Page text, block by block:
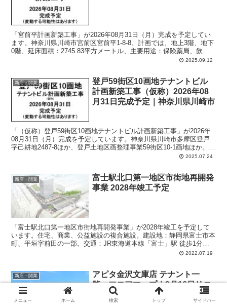
「宮前平計画新築工事」が2026年08月31日（月）完成を予定してい
ます。神奈川県川崎市宮前区宮前平1-8-8。計画では、地上3階、地下
0階、延床面積：2745.83平方メートル、主要用途：保険薬局、飲食
店舗、フィットネスジム、診療所、学習塾、認可外保育園、駐車場、
2025.09.12
新店・開業
登戸59街区10画地テナントビル
計画新築工事（仮称）2026年08
月31日完成予定｜神奈川県川崎市
「（仮称）登戸59街区10画地テナントビル計画新築工事」が2026年
08月31日（月）完成を予定しています。神奈川県川崎市多摩区登戸
字己耕地2487-8ほか、登戸土地区画整理事業59街区10-1画地ほか。計
画では、地上6階、地下0階、延床面積：1070.28平方メートル、主要
2025.07.24
新店・開業
富士駅北口第一地区市街地再開発
事業 2028年竣工予定
「富士駅北口第一地区市街地再開発事業」が2028年竣工を予定して
います。住宅、商業、公益施設の複合施設。建設地：静岡県富士市本
町、平垣字前田の一部。交通：JR東海道本線「富士」駅 徒歩1分。
施設概要：住宅（総戸数119戸予定）、商業施設、公益施設、駐車
2022.07.19
新店・開業
アピタ金沢文庫店 テナント一
覧、フロアマップ｜9月16日リニ
ューアルオープン
メニュー ホーム 検索 トップ サイドバー